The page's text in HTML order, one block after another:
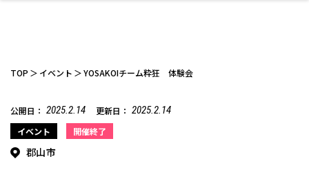
カフェ
開成山公園
美容室
ファッション
お仕事探し
家づくり
TOP イベント YOSAKOIチーム粋狂 体験会
公開日： 2025.2.14 更新日： 2025.2.14
イベント 開催終了
郡山市